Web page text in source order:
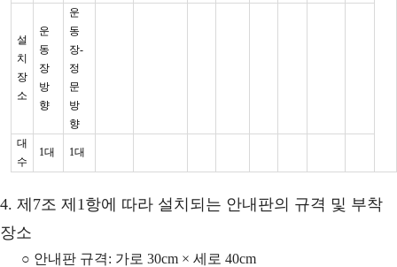
설
치
장
소
운
동
장
방
향
운
동
장-
정
문
방
향
대
수
1대 1대
4. 제7조 제1항에 따라 설치되는 안내판의 규격 및 부착
장소
○ 안내판 규격: 가로 30cm × 세로 40cm